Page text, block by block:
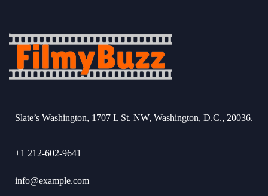
Slate’s Washington, 1707 L St. NW, Washington, D.C., 20036.
+1 212-602-9641
info@example.com